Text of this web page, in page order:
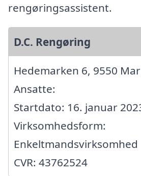
rengøringsassistent.
D.C. Rengøring
Hedemarken 6, 9550
Ansatte:
Startdato: 16. januar
Virksomhedsform:
Enkeltmandsvirksomhed
CVR: 43762524